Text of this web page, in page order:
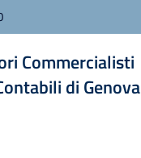
Commercialisti
di Genova